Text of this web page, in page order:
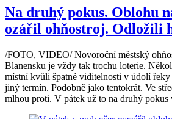
Na druhý pokus. Oblohu
ozářil ohňostroj. Odložili
/FOTO, VIDEO/ Novoroční městský
Blanensku je vždy tak trochu loterie.
místní kvůli špatné viditelnosti v údolí řeky
jiný termín. Podobně jako tentokrát. Ve
mlhou proti. V pátek už to na druhý pokus